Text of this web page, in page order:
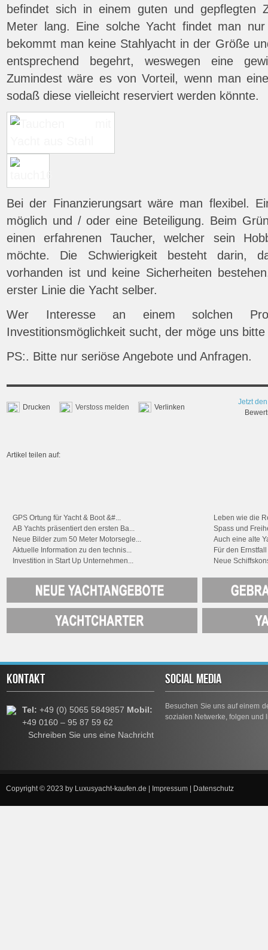
befindet sich in einem guten und gepflegten
Meter lang. Eine solche Yacht findet man
bekommt man keine Stahlyacht in der Größe
entsprechend begehrt, weswegen eine
Zumindest wäre es von Vorteil, wenn man
sodaß diese vielleicht reserviert werden könnte.
Bei der Finanzierungsart wäre man flexibel.
möglich und / oder eine Beteiligung. Beim
einen erfahrenen Taucher, welcher sein
möchte. Die Schwierigkeit besteht darin,
vorhanden ist und keine Sicherheiten
erster Linie die Yacht selber.
Wer Interesse an einem solchen
Investitionsmöglichkeit sucht, der möge uns
PS:. Bitte nur seriöse Angebote und Anfragen.
Drucken Verstoss melden Verlinken
Jetzt
Artikel teilen auf:
GPS Ortung für Yacht & Boot &#...
Leben wie die
AB Yachts präsentiert den ersten Ba...
Spass und
Neue Bilder zum 50 Meter Motorsegle...
Auch eine alte
Aktuelle Information zu den technis...
Für den
Investition in Start Up Unternehmen...
Neue
KONTAKT
Tel: +49 (0) 5065 5849857 Mobil:
+49 0160 – 95 87 59 62
Schreiben Sie uns eine Nachricht
SOCIAL MEDIA
Besuchen Sie uns auf einem
sozialen Netwerke, folgen und
Copyright © 2023 by Luxusyacht-kaufen.de Impressum Datenschutz